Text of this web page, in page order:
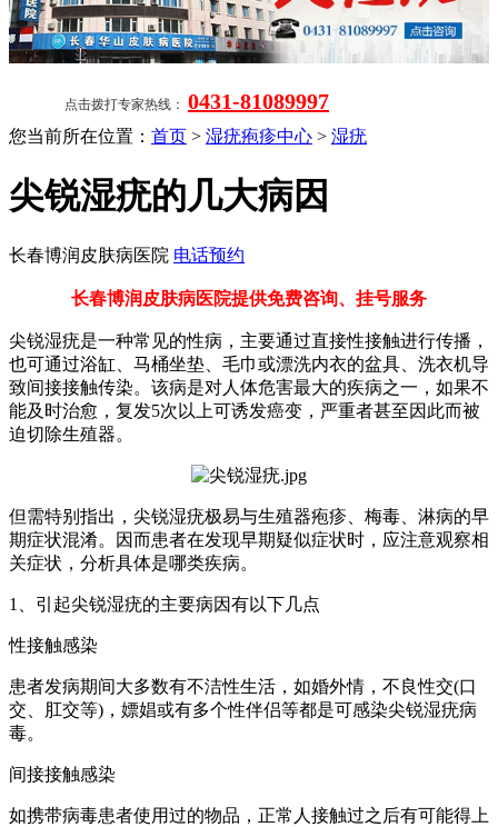
点击拨打专家热线： 0431-81089997
您当前所在位置： 首页 > 湿疣疱疹中心 > 湿疣
尖锐湿疣的几大病因
长春博润皮肤病医院 电话预约
长春博润皮肤病医院提供免费咨询、挂号服务
尖锐湿疣是一种常见的性病，主要通过直接性接触进行传播，
也可通过浴缸、马桶坐垫、毛巾或漂洗内衣的盆具、洗衣机导
致间接接触传染。该病是对人体危害最大的疾病之一，如果不
能及时治愈，复发5次以上可诱发癌变，严重者甚至因此而被
迫切除生殖器。
但需特别指出，尖锐湿疣极易与生殖器疱疹、梅毒、淋病的早
期症状混淆。因而患者在发现早期疑似症状时，应注意观察相
关症状，分析具体是哪类疾病。
1、引起尖锐湿疣的主要病因有以下几点
性接触感染
患者发病期间大多数有不洁性生活，如婚外情，不良性交(口
交、肛交等)，嫖娼或有多个性伴侣等都是可感染尖锐湿疣病
毒。
间接接触感染
如携带病毒患者使用过的物品，正常人接触过之后有可能得上